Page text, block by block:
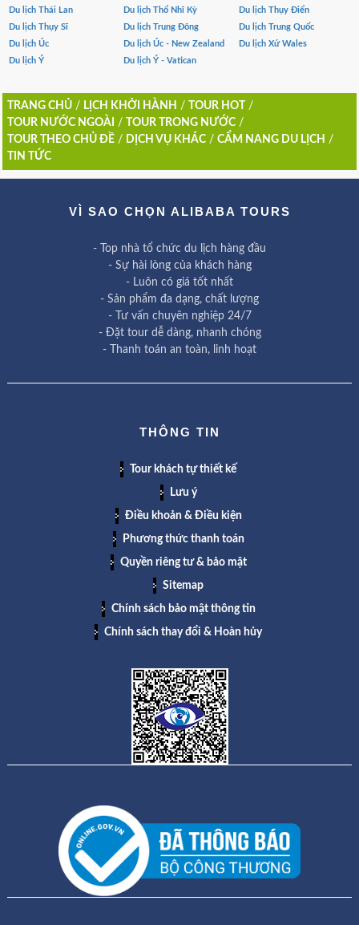
Du lịch Thái Lan
Du lịch Thổ Nhĩ Kỳ
Du lịch Thụy Điển
Du lịch Thụy Sĩ
Du lịch Trung Đông
Du lịch Trung Quốc
Du lịch Úc
Du lịch Úc - New Zealand
Du lịch Xứ Wales
Du lịch Ý
Du lịch Ý - Vatican
TRANG CHỦ/ LỊCH KHỞI HÀNH / TOUR HOT
/
TOUR NƯỚC NGOÀI
/ TOUR TRONG NƯỚC/
TOUR THEO CHỦ ĐỀ/ DỊCH VỤ KHÁC/ CẨM NANG DU LỊCH /
TIN TỨC
VÌ SAO CHỌN ALIBABA TOURS
- Top nhà tổ chức du lịch hàng đầu
- Sự hài lòng của khách hàng
- Luôn có giá tốt nhất
- Sản phẩm đa dạng, chất lượng
- Tư vấn chuyên nghiệp 24/7
- Đặt tour dễ dàng, nhanh chóng
- Thanh toán an toàn, linh hoạt
THÔNG TIN
Tour khách tự thiết kế
Lưu ý
Điều khoản & Điều kiện
Phương thức thanh toán
Quyền riêng tư & bảo mật
Sitemap
Chính sách bảo mật thông tin
Chính sách thay đổi & Hoàn hủy